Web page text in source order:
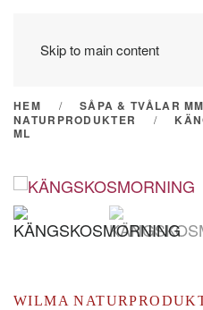
Skip to main content
HEM SÅPA & TVÅLAR MM
NATURPRODUKTER
ML
WILMA